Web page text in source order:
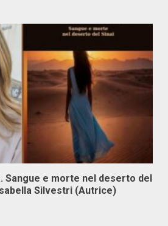
Sangue e morte nel deserto del
Silvestri (Autrice)